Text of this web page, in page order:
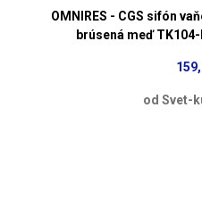
OMNIRES - CGS sifón
brúsená meď
od Svet-